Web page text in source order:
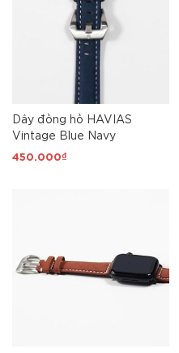
Dây đồng hồ HAVIAS
Vintage Blue Navy
450.000₫